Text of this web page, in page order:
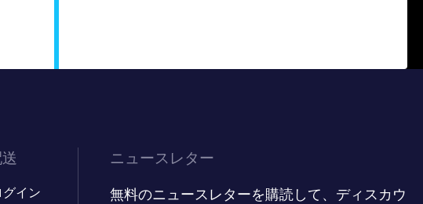
グイン
ニュースレター
無料のニュースレターを購読して、ディスカウ